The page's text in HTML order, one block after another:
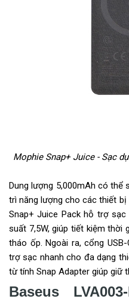
Mophie Snap+ Juice - Sạc
Dung lượng 5,000mAh có thể
trì năng lượng cho các thiết
Snap+ Juice Pack hỗ trợ
suất 7,5W, giúp tiết kiệm thời
tháo ốp. Ngoài ra, cổng
trợ sạc nhanh cho đa dạng
từ tính Snap Adapter giúp giữ
Baseus